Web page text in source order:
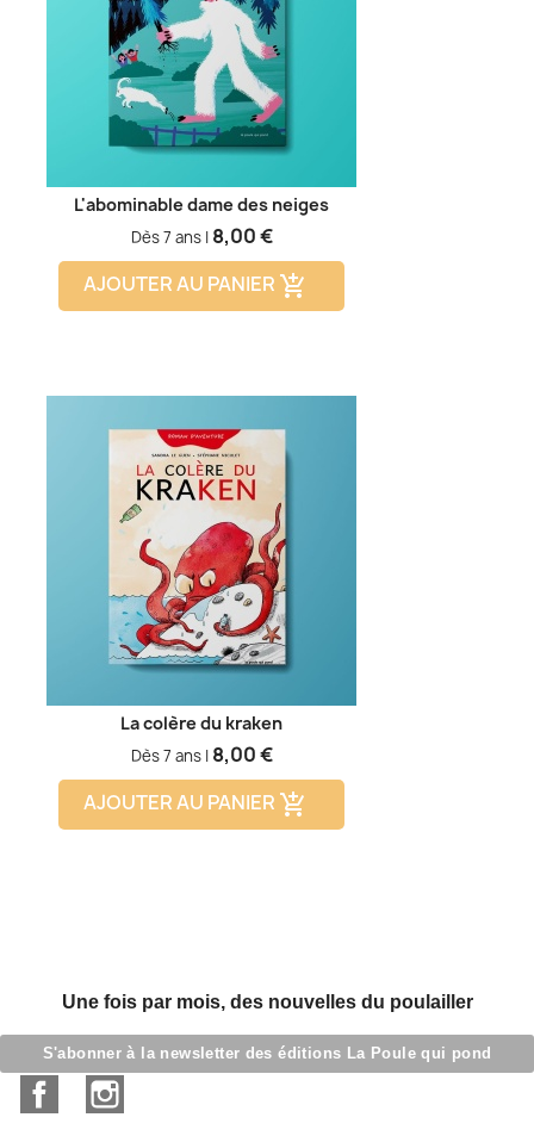
L'abominable dame des neiges
Dès 7 ans | Prix
8,00 €
AJOUTER AU PANIER add_shopping_cart
La colère du kraken
Dès 7 ans | Prix
8,00 €
AJOUTER AU PANIER add_shopping_cart
Une fois par mois, des nouvelles du poulailler
S'abonner à la newsletter des éditions La Poule qui pond
Facebook